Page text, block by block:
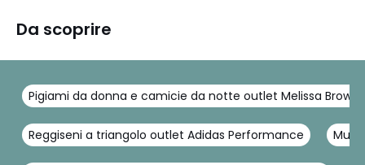
Da scoprire
Pigiami da donna e camicie da notte outlet Melissa Brown
Reggiseni a triangolo outlet Adidas Performance